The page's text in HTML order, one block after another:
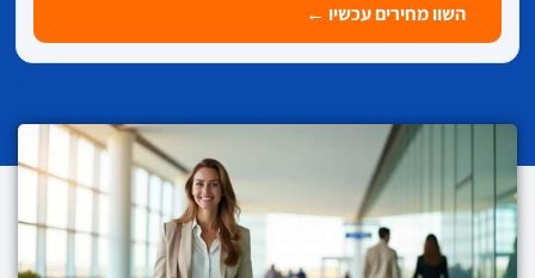
השוו מחירים עכשיו ←